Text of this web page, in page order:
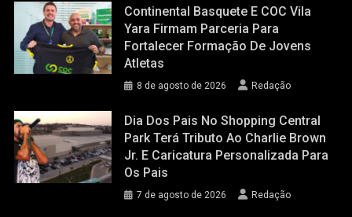
Continental Basquete E COC Vila
Yara Firmam Parceria Para
Fortalecer Formação De Jovens
Atletas
8 de agosto de 2026 Redação
Dia Dos Pais No Shopping Central
Park Terá Tributo Ao Charlie Brown
Jr. E Caricatura Personalizada Para
Os Pais
7 de agosto de 2026 Redação